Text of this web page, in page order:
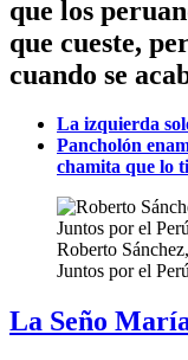
que los
que cueste,
cuando se
La izquierda
Pancholón
chamita que lo
Roberto
Juntos por el
La Seño